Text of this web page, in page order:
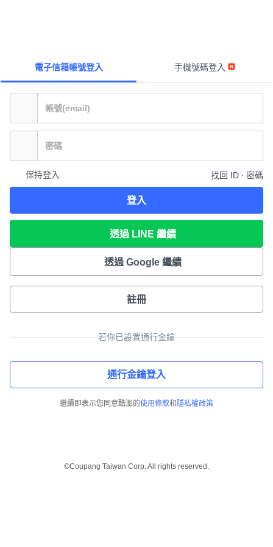
電子信箱帳號登入 手機號碼登入
保持登入 找回 ID ∙ 密碼
登入
透過 LINE 繼續
透過 Google 繼續
註冊
若你已設置通行金鑰
通行金鑰登入
繼續即表示您同意酷澎的使用條款和 隱私權政策
©Coupang Taiwan Corp. All rights reserved.